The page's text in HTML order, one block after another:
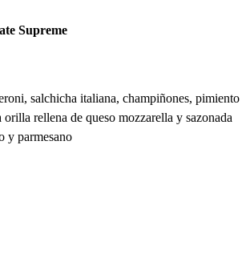
Supreme
salchicha italiana, champiñones, pimiento
rellena de queso mozzarella y sazonada
y parmesano